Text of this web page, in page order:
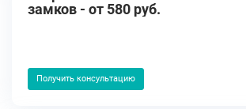
замков - от 580 руб.
Получить консультацию